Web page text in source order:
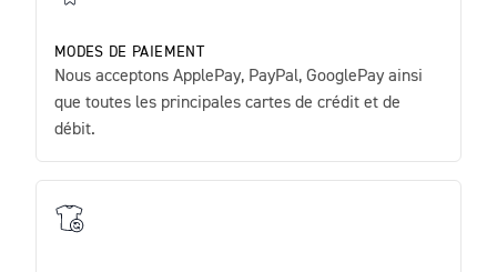
MODES DE PAIEMENT
Nous acceptons ApplePay, PayPal, GooglePay ainsi
que toutes les principales cartes de crédit et de
débit.